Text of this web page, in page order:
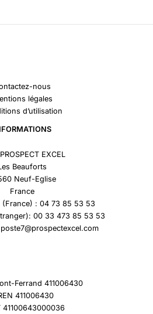
nous
légales
d’utilisation
EXCEL
Beauforts
Neuf-Eglise
France
: 04 73 85 53 53
00 33 473 85 53 53
Ferrand 411006430
411006430
41100643000036